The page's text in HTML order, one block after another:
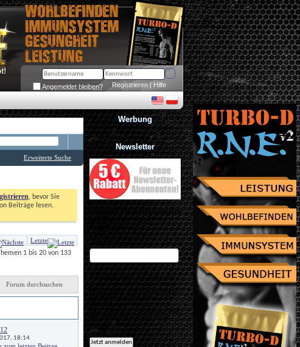
Angemeldet bleiben? Registrieren | Hilfe
Erweiterte Suche
, bevor Sie
Beiträge lesen.
Letzte
1 bis 20 von 133
Forum durchsuchen
18:14
Werbung
Newsletter
Jetzt zum Newsletter anmelden
und Gutschein über 10%
eMail Adresse
Ich möchte regelmäßig interessante
Angebote per eMail erhalten. Meine
eMail-Adresse wird nicht an andere
Unternehmen weitergegeben. Diese
Einwilligung zur Nutzung meiner
eMail-Adresse für Werbezwecke kann
ich jederzeit mit Wirkung für die
Zukunft widerrufen.